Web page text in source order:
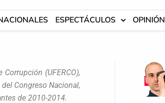
ESPECTÁCULOS OPINIÓN
(UFERCO),
Congreso Nacional,
de 2010-2014.